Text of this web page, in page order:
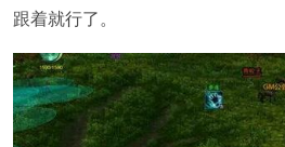
跟着就行了。